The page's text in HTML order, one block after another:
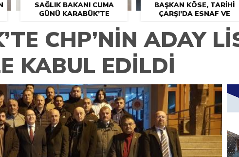
SAĞLIK BAKANI CUMA
GÜNÜ KARABÜK’TE
BAŞKAN KÖSE, TARİHİ
ÇARŞI’DA ESNAF VE
CHP’NİN ADAY
KABUL EDİLDİ